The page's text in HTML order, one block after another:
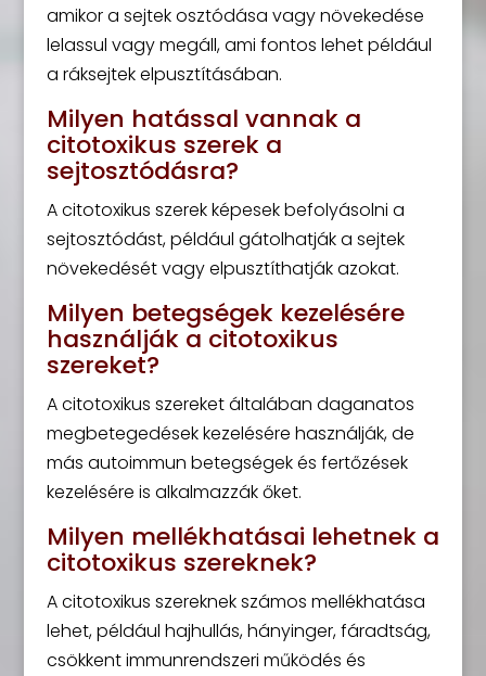
amikor a sejtek osztódása vagy növekedése
lelassul vagy megáll, ami fontos lehet például
a ráksejtek elpusztításában.
Milyen hatással vannak a
citotoxikus szerek a
sejtosztódásra?
A citotoxikus szerek képesek befolyásolni a
sejtosztódást, például gátolhatják a sejtek
növekedését vagy elpusztíthatják azokat.
Milyen betegségek kezelésére
használják a citotoxikus
szereket?
A citotoxikus szereket általában daganatos
megbetegedések kezelésére használják, de
más autoimmun betegségek és fertőzések
kezelésére is alkalmazzák őket.
Milyen mellékhatásai lehetnek a
citotoxikus szereknek?
A citotoxikus szereknek számos mellékhatása
lehet, például hajhullás, hányinger, fáradtság,
csökkent immunrendszeri működés és